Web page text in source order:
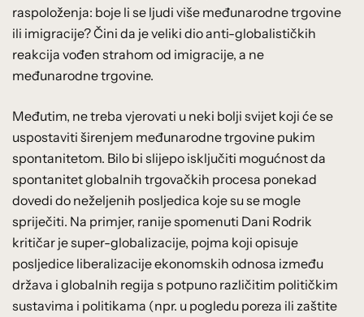
raspoloženja: boje li se ljudi više međunarodne trgovine
ili imigracije? Čini da je veliki dio anti-globalističkih
reakcija vođen strahom od imigracije, a ne
međunarodne trgovine.
Međutim, ne treba vjerovati u neki bolji svijet koji će se
uspostaviti širenjem međunarodne trgovine pukim
spontanitetom. Bilo bi slijepo isključiti mogućnost da
spontanitet globalnih trgovačkih procesa ponekad
dovedi do neželjenih posljedica koje su se mogle
spriječiti. Na primjer, ranije spomenuti Dani Rodrik
kritičar je super-globalizacije, pojma koji opisuje
posljedice liberalizacije ekonomskih odnosa između
država i globalnih regija s potpuno različitim političkim
sustavima i politikama (npr. u pogledu poreza ili zaštite